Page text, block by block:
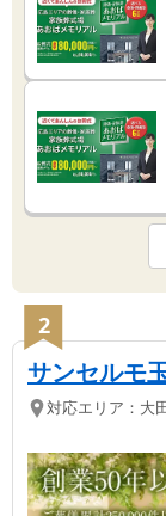
2
サンセルモ
対応エリア： 大